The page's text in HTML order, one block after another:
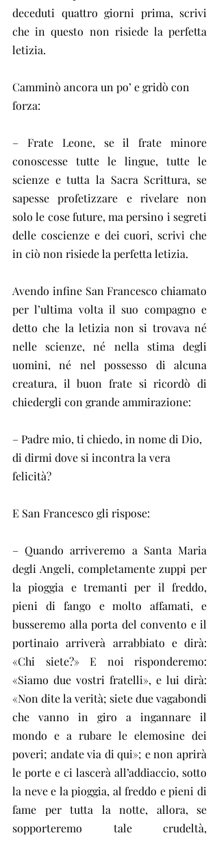
deceduti quattro giorni prima, scrivi
che in questo non risiede la perfetta
letizia.
Camminò ancora un po’ e gridò con
forza:
– Frate Leone, se il frate minore
conoscesse tutte le lingue, tutte le
scienze e tutta la Sacra Scrittura, se
sapesse profetizzare e rivelare non
solo le cose future, ma persino i segreti
delle coscienze e dei cuori, scrivi che
in ciò non risiede la perfetta letizia.
Avendo infine San Francesco chiamato
per l’ultima volta il suo compagno e
detto che la letizia non si trovava né
nelle scienze, né nella stima degli
uomini, né nel possesso di alcuna
creatura, il buon frate si ricordò di
chiedergli con grande ammirazione:
– Padre mio, ti chiedo, in nome di Dio,
di dirmi dove si incontra la vera
felicità?
E San Francesco gli rispose:
– Quando arriveremo a Santa Maria
degli Angeli, completamente zuppi per
la pioggia e tremanti per il freddo,
pieni di fango e molto affamati, e
busseremo alla porta del convento e il
portinaio arriverà arrabbiato e dirà:
«Chi siete?» E noi risponderemo:
«Siamo due vostri fratelli», e lui dirà:
«Non dite la verità; siete due vagabondi
che vanno in giro a ingannare il
mondo e a rubare le elemosine dei
poveri; andate via di qui»; e non aprirà
le porte e ci lascerà all’addiaccio, sotto
la neve e la pioggia, al freddo e pieni di
fame per tutta la notte, allora, se
sopporteremo tale crudeltà,